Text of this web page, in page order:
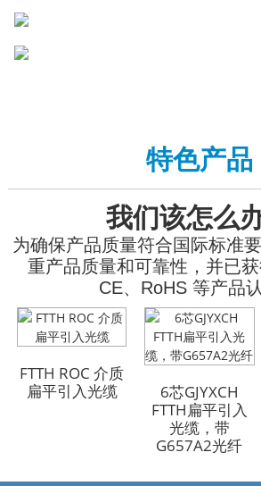
特色产品
我们该怎么
为确保产品质量符合国际标准
重产品质量和可靠性，并已获
CE、RoHS 等产品认
FTTH ROC 介质
扁平引入光缆
6芯GJYXCH
FTTH扁平引入
光缆，带
G657A2光纤
GYFTA53 铠装室外光
缆 96芯
GYFTA53 铠装室外光
缆 96芯